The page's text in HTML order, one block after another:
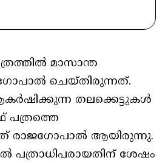
മാസാന്ത
ചെയ്തിരുന്നത്.
തലക്കെട്ടുകൾ
പത്രത്തെ
രാജഗോപാൽ ആയിരുന്നു.
ശേഷം